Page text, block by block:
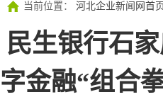
当前位置： 河北企业新闻网首页
民生银行石
字金融“组合